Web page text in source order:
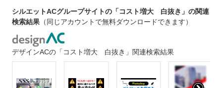
シルエットACグループサイトの「コスト増大 白抜き」の関連
検索結果 （同じアカウントで無料ダウンロードできます）
デザインACの「コスト増大 白抜き」関連検索結果